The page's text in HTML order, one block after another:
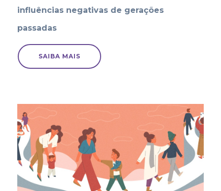
influências negativas de gerações
passadas
SAIBA MAIS